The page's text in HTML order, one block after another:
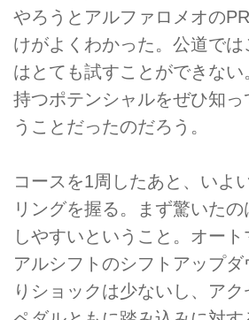
やろうとアルファロメオの
けがよくわかった。公道で
はとても試すことができな
持つポテンシャルをぜひ知
うことだったのだろう。
コースを1周したあと、いよ
リングを握る。まず驚いた
しやすいということ。オート
アルシフトのシフトアップダ
りショックは少ないし、ア